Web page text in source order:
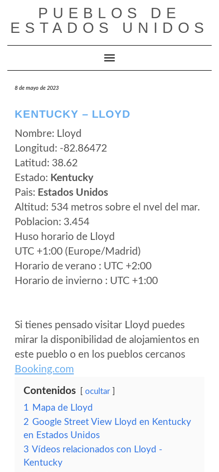
contenido
PUEBLOS DE
ESTADOS UNIDOS
Cambiar modo de navegación
8 de mayo de 2023
KENTUCKY – LLOYD
Nombre: Lloyd
Longitud: -82.86472
Latitud: 38.62
Estado: Kentucky
Pais: Estados Unidos
Altitud: 534 metros sobre el nvel del mar.
Poblacion: 3.454
Huso horario de Lloyd
UTC +1:00 (Europe/Madrid)
Horario de verano : UTC +2:00
Horario de invierno : UTC +1:00
Si tienes pensado visitar Lloyd puedes
mirar la disponibilidad de alojamientos en
este pueblo o en los pueblos cercanos
Booking.com
Contenidos ocultar
1 Mapa de Lloyd
2 Google Street View Lloyd en Kentucky
en Estados Unidos
3 Vídeos relacionados con Lloyd -
Kentucky